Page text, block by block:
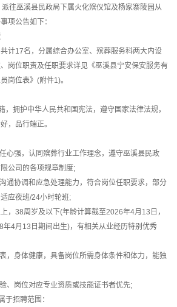
往巫溪县民政局下属火化殡仪馆及杨家寨陵园从
项公告如下：
计17名，分属综合办公室、殡葬服务科两大内设
岗位职责及任职要求详见《巫溪县宁安保安服务有
岗位表》(附件1)。
，拥护中华人民共和国宪法，遵守国家法律法规，
，品行端正。
心强，认同殡葬行业工作理念，遵守巫溪县民政
公司的各项规章制度;
通协调和应急处理能力，符合岗位任职要求，部分
应夜班/24小时轮班;
，38周岁及以下(年龄计算截至2026年4月13日，
4月13日期间出生)，有相关从业经历特别优秀
，身体健康，具备岗位所需身体条件和体力，能独
、岗位对应专业资质或技能证书者优先;
于招聘范围：